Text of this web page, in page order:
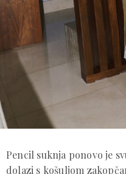
Pencil suknja ponovo je
dolazi s košuljom